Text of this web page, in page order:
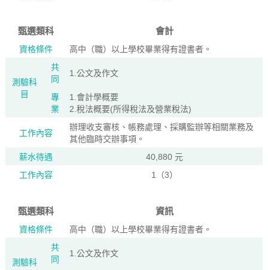
甄選類科 會計
資格條件 高中（職）以上學校畢業得有證書者。
測驗科
目
共
同
1.公文及作文
專
業
1.會計學概要
2.稅法概要(所得稅法及營業稅法)
工作內容
辦理收支審核、帳務處理、採購監辦等相關業務及
其他臨時交辦事項。
薪水待遇
40,880 元
工作內容
1（3）
甄選類科 資訊
資格條件 高中（職）以上學校畢業得有證書者。
測驗科
共
同
1.公文及作文